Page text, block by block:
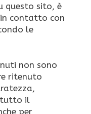
questo sito, è
in contatto con
le
non sono
ritenuto
tutto il
per